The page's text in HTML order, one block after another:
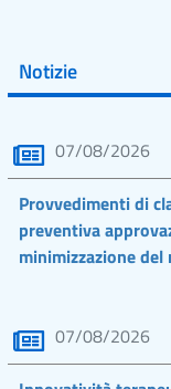
Notizie
07/08/2026
Provvedimenti di
preventiva
minimizzazione del
07/08/2026